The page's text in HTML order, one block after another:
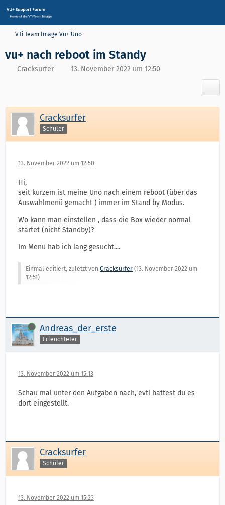
VTi Team Image Vu+ Uno
vu+ nach reboot im Standy
Cracksurfer 13. November 2022 um 12:50
Cracksurfer
Schüler
13. November 2022 um 12:50
Hi,
seit kurzem ist meine Uno nach einem reboot (über das
Auswahlmenü gemacht ) immer im Stand by Modus.
Wo kann man einstellen , dass die Box wieder normal
startet (nicht Standby)?
Im Menü hab ich lang gesucht....
Einmal editiert, zuletzt von Cracksurfer (13. November 2022 um
12:51 )
Online Andreas_der_erste
Erleuchteter
13. November 2022 um 15:13
Schau mal unter den Aufgaben nach, evtl hattest du es
dort eingestellt.
Cracksurfer
Schüler
13. November 2022 um 15:23